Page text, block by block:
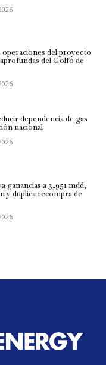
operaciones del proyecto
del Golfo de
dependencia de gas
nacional
ganancias a 3,951 mdd,
y duplica recompra de